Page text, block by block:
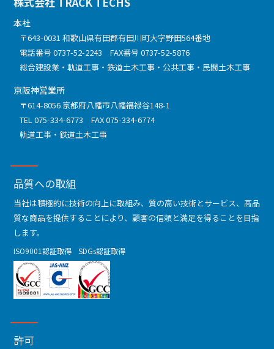
本社
〒643-0031 和歌山県有田郡有田川町大字野田564番地
電話番号0737-52-2243
FAX番号 0737-52-5876
総合建設業
軌道工事 鉄道土木工事 公共工事 民間土木工事
京阪神営業所
〒614-8056 京都府八幡市八幡福禄谷148-1
TEL075-334-6773
FAX 075-334-6774
軌道工事
鉄道土木工事
品質への取組
当社は積極的に技術の向上に取組み、質の高い技術とサービス、高品
質な商品を提供することにより、顧客の信頼と満足を得ることを目指
します。
ISO9001認証取得 SDGs認証取得
許可